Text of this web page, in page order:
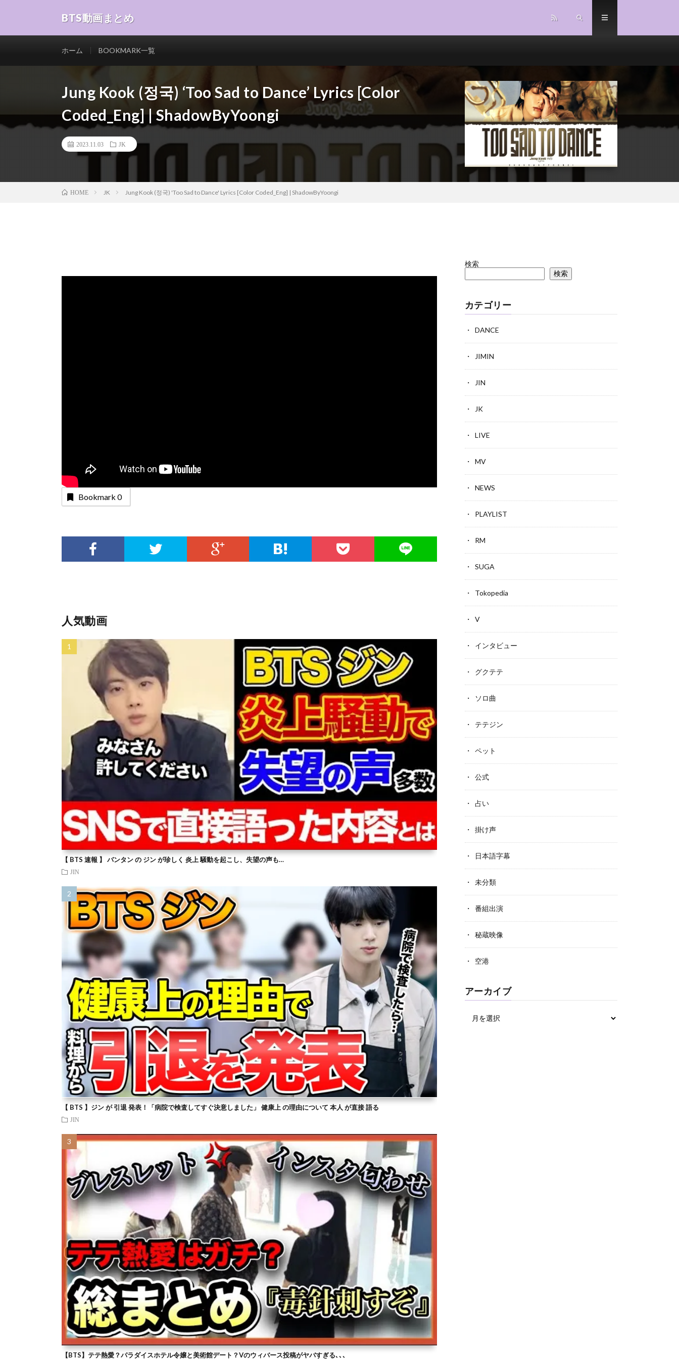
BTS動画まとめ
ホーム BOOKMARK一覧
Jung Kook (정국) ‘Too Sad to Dance’ Lyrics [Color
Coded_Eng] | ShadowByYoongi
2023.11.03 JK
HOME JK Jung Kook (정국) 'Too Sad to Dance' Lyrics [Color Coded_Eng] | ShadowByYoongi
Bookmark 0
人気動画
【 BTS 速報 】 バンタン の ジン が珍しく 炎上 騒動を起こし、失望の声も…
JIN
【 BTS 】ジン が 引退 発表！「病院で検査してすぐ決意しました」 健康上 の理由について 本人 が直接 語る
JIN
【BTS】テテ熱愛？パラダイスホテル令嬢と美術館デート？Vのウィバース投稿がヤバすぎる､､､
検索
検索
カテゴリー
DANCE
JIMIN
JIN
JK
LIVE
MV
NEWS
PLAYLIST
RM
SUGA
Tokopedia
V
インタビュー
グクテテ
ソロ曲
テテジン
ペット
公式
占い
掛け声
日本語字幕
未分類
番組出演
秘蔵映像
空港
アーカイブ